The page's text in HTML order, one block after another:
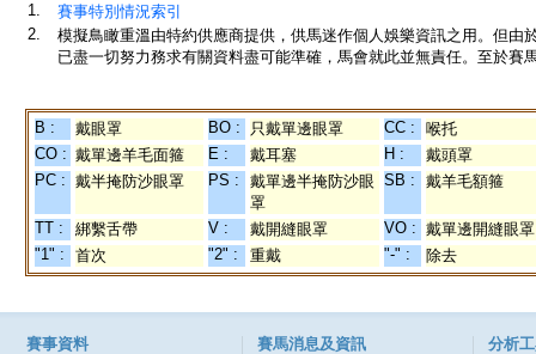
1.
賽事特別情況索引
2.
模擬鳥瞰重溫由特約供應商提供，供馬迷作個人娛樂資訊之用。但
已盡一切努力務求有關資料盡可能準確，馬會就此並無責任。至於賽
B : 戴眼罩 BO : 只戴單邊眼罩 CC :
喉托
CO : 戴單邊羊毛面箍 E : 戴耳塞 H :
戴頭罩
PC : 戴半掩防沙眼罩 PS :
戴單邊半掩防沙眼
罩
SB : 戴羊毛額箍
TT : 綁繫舌帶 V : 戴開縫眼罩 VO : 戴單邊開縫眼罩
"1" :
首次 "2" : 重戴 "-" : 除去
賽事資料 賽馬消息及資訊 分析